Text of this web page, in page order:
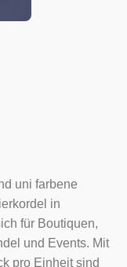
uni farbene
in
für Boutiquen,
und Events. Mit
pro Einheit sind